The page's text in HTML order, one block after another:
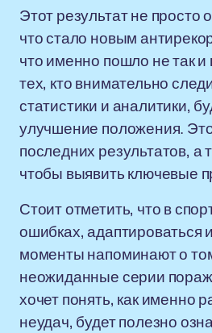
Этот результат не
что стало новым
что именно пошло не так
тех, кто внимательно
статистики и аналитики,
улучшение положения.
последних результатов,
чтобы выявить ключевые
Стоит отметить, что в
ошибках, адаптироваться
моменты напоминают о
неожиданные серии
хочет понять, как именно
неудач, будет полезно